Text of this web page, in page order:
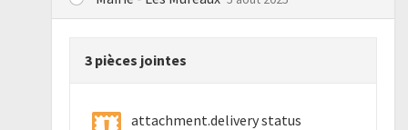
3 pièces jointes
attachment.delivery status